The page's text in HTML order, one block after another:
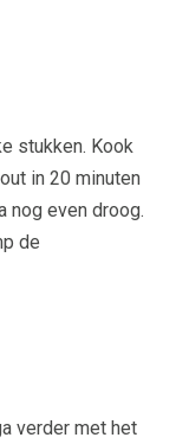
stukken. Kook
in 20 minuten
nog even droog.
de
verder met het